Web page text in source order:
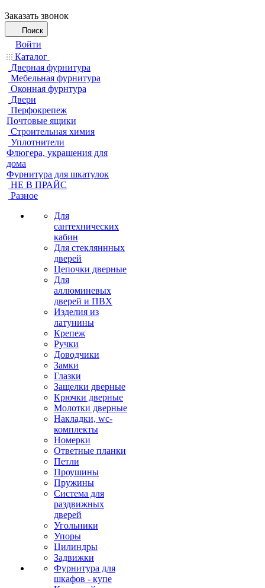
Заказать звонок
Поиск
Войти
Каталог
Дверная фурнитура
Мебельная фурнитура
Оконная фурнтура
Двери
Перфокрепеж
Почтовые ящики
Строительная химия
Уплотнители
Флюгера, украшения для
дома
Фурнитура для шкатулок
НЕ В ПРАЙС
Разное
Для
сантехнических
кабин
Для стекляннных
дверей
Цепочки дверные
Для
аллюминевых
дверей и ПВХ
Изделия из
латунины
Крепеж
Ручки
Доводчики
Замки
Глазки
Защелки дверные
Крючки дверные
Молотки дверные
Накладки, wc-
комплекты
Номерки
Ответные планки
Петли
Проушины
Пружины
Система для
раздвижных
дверей
Угольники
Упоры
Цилиндры
Задвижки
Фурнитура для
шкафов - купе